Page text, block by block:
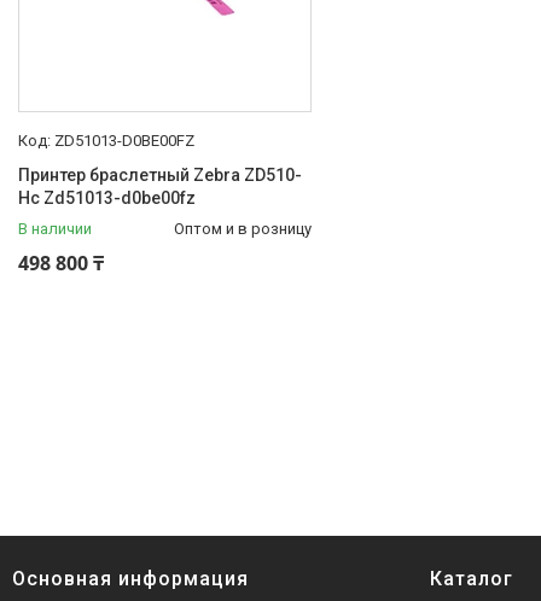
ZD51013-D0BE00FZ
Принтер браслетный Zebra ZD510-
Hc Zd51013-d0be00fz
В наличии Оптом и в розницу
498 800 ₸
Основная информация Каталог